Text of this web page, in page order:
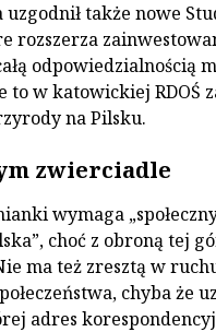
uzgodnił także nowe
rozszerza
odpowiedzialnością
to w katowickiej RDOŚ
na Pilsku.
zwierciadle
wymaga
choć z obroną tej
ma też zresztą w
chyba że
adres